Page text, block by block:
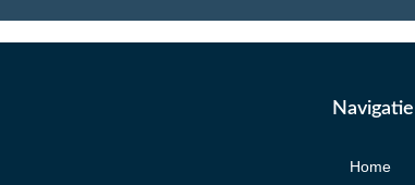
Navigatie
Home